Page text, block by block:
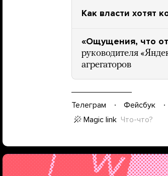
Как власти хотят
«Ощущения, что
руководителя
агрегаторов
Телеграм Фейсбук
Magic link Что-что?